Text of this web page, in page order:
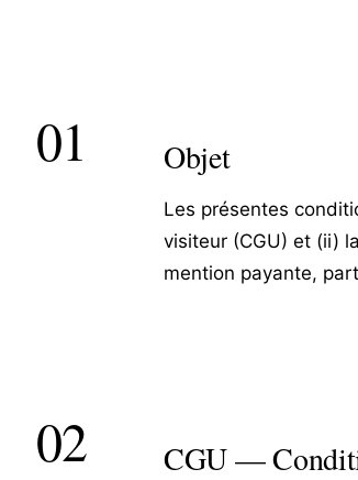
01 Objet
Les présentes
visiteur (CGU) et (ii)
mention payante,
02 CGU —